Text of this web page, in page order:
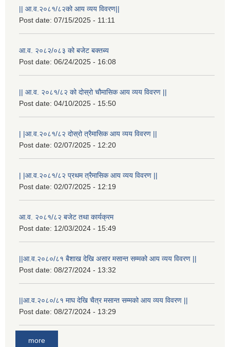
|| आ.व.२०८१/८२को आय व्यय विवरण||
Post date: 07/15/2025 - 11:11
आ.व. २०८२/०८३ को बजेट बक्तब्य
Post date: 06/24/2025 - 16:08
|| आ.व. २०८१/८२ को दोस्रो चौमासिक आय व्यय विवरण ||
Post date: 04/10/2025 - 15:50
| |आ.व.२०८१/८२ दोस्रो त्रैमासिक आय व्यय विवरण ||
Post date: 02/07/2025 - 12:20
| |आ.व.२०८१/८२ प्रथम त्रैमासिक आय व्यय विवरण ||
Post date: 02/07/2025 - 12:19
आ.व. २०८१/८२ बजेट तथा कार्यक्रम
Post date: 12/03/2024 - 15:49
||आ.व.२०८०/८१ बैशाख देखि असार मसान्त सम्मको आय व्यय विवरण ||
Post date: 08/27/2024 - 13:32
||आ.व.२०८०/८१ माघ देखि चैत्र मसान्त सम्मको आय व्यय विवरण ||
Post date: 08/27/2024 - 13:29
more